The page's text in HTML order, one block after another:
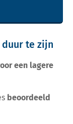
te zijn
een lagere
beoordeeld